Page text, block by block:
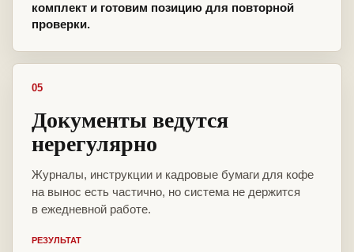
комплект и готовим позицию для повторной
проверки.
05
Документы ведутся
нерегулярно
Журналы, инструкции и кадровые бумаги для кофе
на вынос есть частично, но система не держится
в ежедневной работе.
РЕЗУЛЬТАТ